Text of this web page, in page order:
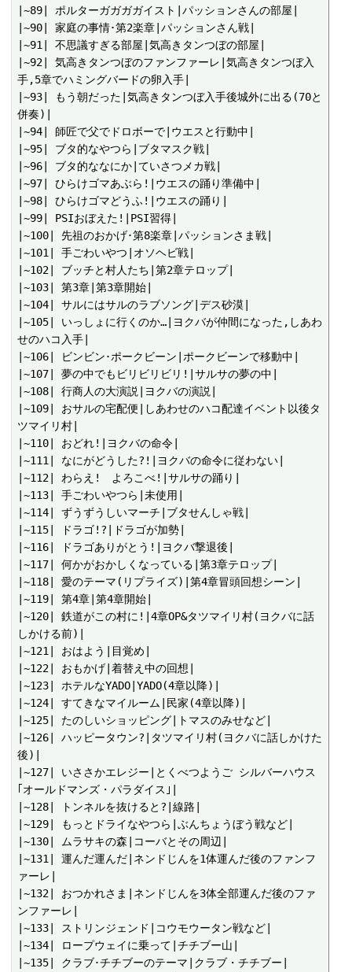
|~89| ポルターガガガガイスト|パッションさんの部屋|
|~90| 家庭の事情･第2楽章|パッションさん戦|
|~91| 不思議すぎる部屋|気高きタンつぼの部屋|
|~92| 気高きタンつぼのファンファーレ|気高きタンつぼ入
手,5章でハミングバードの卵入手|
|~93| もう朝だった|気高きタンつぼ入手後城外に出る(70と
併奏)|
|~94| 師匠で父でドロボーで|ウエスと行動中|
|~95| ブタ的なやつら|ブタマスク戦|
|~96| ブタ的ななにか|ていさつメカ戦|
|~97| ひらけゴマあぶら!|ウエスの踊り準備中|
|~98| ひらけゴマどうふ!|ウエスの踊り|
|~99| PSIおぼえた!|PSI習得|
|~100| 先祖のおかげ･第8楽章|パッションさま戦|
|~101| 手ごわいやつ|オソヘビ戦|
|~102| ブッチと村人たち|第2章テロップ|
|~103| 第3章|第3章開始|
|~104| サルにはサルのラブソング|デス砂漠|
|~105| いっしょに行くのか…|ヨクバが仲間になった,しあわ
せのハコ入手|
|~106| ビンビン･ポークビーン|ポークビーンで移動中|
|~107| 夢の中でもビリビリビリ!|サルサの夢の中|
|~108| 行商人の大演説|ヨクバの演説|
|~109| おサルの宅配便|しあわせのハコ配達イベント以後タ
ツマイリ村|
|~110| おどれ!|ヨクバの命令|
|~111| なにがどうした?!|ヨクバの命令に従わない|
|~112| わらえ!　よろこべ!|サルサの踊り|
|~113| 手ごわいやつら|未使用|
|~114| ずうずうしいマーチ|ブタせんしゃ戦|
|~115| ドラゴ!?|ドラゴが加勢|
|~116| ドラゴありがとう!|ヨクバ撃退後|
|~117| 何かがおかしくなっている|第3章テロップ|
|~118| 愛のテーマ(リプライズ)|第4章冒頭回想シーン|
|~119| 第4章|第4章開始|
|~120| 鉄道がこの村に!|4章OP&タツマイリ村(ヨクバに話
しかける前)|
|~121| おはよう|目覚め|
|~122| おもかげ|着替え中の回想|
|~123| ホテルなYADO|YADO(4章以降)|
|~124| すてきなマイルーム|民家(4章以降)|
|~125| たのしいショッピング|トマスのみせなど|
|~126| ハッピータウン?|タツマイリ村(ヨクバに話しかけた
後)|
|~127| いささかエレジー|とくべつようご シルバーハウス
｢オールドマンズ・パラダイス｣|
|~128| トンネルを抜けると?|線路|
|~129| もっとドライなやつら|ぶんちょうぼう戦など|
|~130| ムラサキの森|コーバとその周辺|
|~131| 運んだ運んだ|ネンドじんを1体運んだ後のファンフ
ァーレ|
|~132| おつかれさま|ネンドじんを3体全部運んだ後のファ
ンファーレ|
|~133| ストリンジェンド|コウモウータン戦など|
|~134| ロープウェイに乗って|チチブー山|
|~135| クラブ･チチブーのテーマ|クラブ・チチブー|